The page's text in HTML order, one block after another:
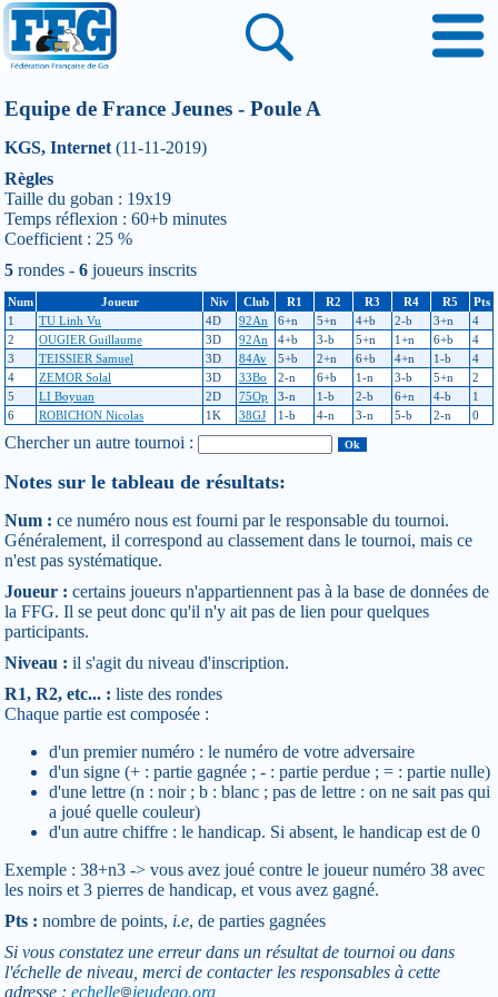
Equipe de France Jeunes - Poule A
KGS, Internet (11-11-2019)
Règles
Taille du goban : 19x19
Temps réflexion : 60+b minutes
Coefficient : 25 %
5 rondes - 6 joueurs inscrits
Num Joueur Niv Club R1 R2 R3 R4 R5
Pts
1
TU Linh Vu 4D 92An 6+n 5+n 4+b 2-b 3+n
4
2
OUGIER Guillaume 3D 92An 4+b 3-b 5+n 1+n 6+b
4
3
TEISSIER Samuel 3D 84Av 5+b 2+n 6+b 4+n 1-b
4
4
ZEMOR Solal 3D 33Bo 2-n 6+b 1-n 3-b 5+n
2
5
LI Boyuan 2D 75Op 3-n 1-b 2-b 6+n 4-b
1
6
ROBICHON Nicolas 1K 38GJ 1-b 4-n 3-n 5-b 2-n 0
Chercher un autre tournoi :
Notes sur le tableau de résultats:
Num : ce numéro nous est fourni par le responsable du tournoi.
Généralement, il correspond au classement dans le tournoi, mais ce
n'est pas systématique.
Joueur : certains joueurs n'appartiennent pas à la base de données de
la FFG. Il se peut donc qu'il n'y ait pas de lien pour quelques
participants.
Niveau : il s'agit du niveau d'inscription.
R1, R2, etc... : liste des rondes
Chaque partie est composée :
d'un premier numéro : le numéro de votre adversaire
d'un signe (+ : partie gagnée ; - : partie perdue ; = : partie nulle)
d'une lettre (n : noir ; b : blanc ; pas de lettre : on ne sait pas qui
a joué quelle couleur)
d'un autre chiffre : le handicap. Si absent, le handicap est de 0
Exemple : 38+n3 -> vous avez joué contre le joueur numéro 38 avec
les noirs et 3 pierres de handicap, et vous avez gagné.
Pts : nombre de points, i.e, de parties gagnées
Si vous constatez une erreur dans un résultat de tournoi ou dans
l'échelle de niveau, merci de contacter les responsables à cette
adresse : echelle jeudego.org